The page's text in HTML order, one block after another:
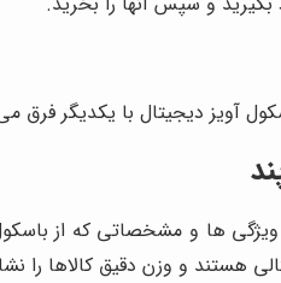
آویز دیجیتال با یکدیگر فرق
ویژگی ها و مشخصاتی که از
هستند و وزن دقیق کالاها را